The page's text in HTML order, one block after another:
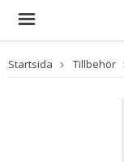
Startsida Tillbehör